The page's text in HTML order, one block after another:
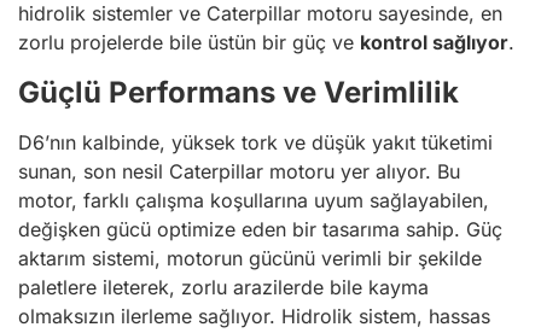
hidrolik sistemler ve Caterpillar motoru sayesinde, en
zorlu projelerde bile üstün bir güç ve kontrol sağlıyor.
Güçlü Performans ve Verimlilik
D6’nın kalbinde, yüksek tork ve düşük yakıt tüketimi
sunan, son nesil Caterpillar motoru yer alıyor. Bu
motor, farklı çalışma koşullarına uyum sağlayabilen,
değişken gücü optimize eden bir tasarıma sahip. Güç
aktarım sistemi, motorun gücünü verimli bir şekilde
paletlere ileterek, zorlu arazilerde bile kayma
olmaksızın ilerleme sağlıyor. Hidrolik sistem, hassas